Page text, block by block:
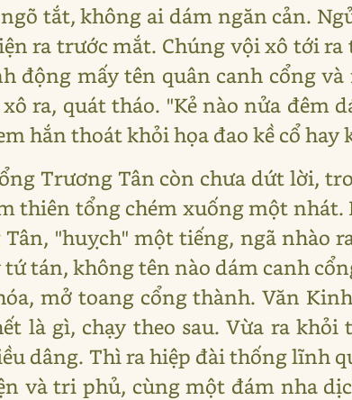
tắt, không ai dám ngăn cản.
ra trước mắt. Chúng vội xô tới
động mấy tên quân canh cổng
ra, quát tháo. "Kẻ nào nửa đêm
hắn thoát khỏi họa đao kề cổ hay
Trương Tân còn chưa dứt lời,
thiên tổng chém xuống một
"huỵch" một tiếng, ngã nhào
tứ tán, không tên nào dám canh
mở toang cổng thành. Văn
là gì, chạy theo sau. Vừa ra
dâng. Thì ra hiệp đài thống lĩnh
và tri phủ, cùng một đám nha